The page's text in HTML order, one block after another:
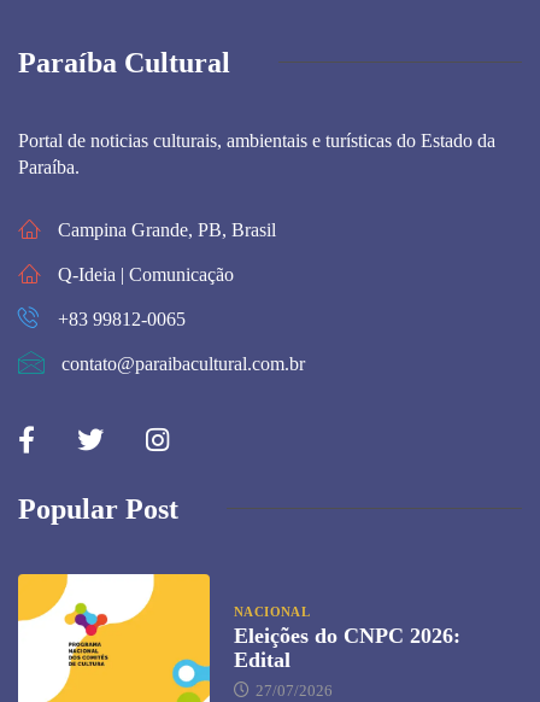
Paraíba Cultural
Portal de noticias culturais, ambientais e turísticas do Estado da
Paraíba.
Campina Grande, PB, Brasil
Q-Ideia | Comunicação
+83 99812-0065
contato@paraibacultural.com.br
Popular Post
NACIONAL
Eleições do CNPC 2026:
Edital
27/07/2026